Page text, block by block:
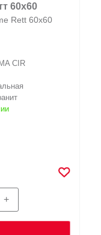
60х60
Rett 60х60
CIR